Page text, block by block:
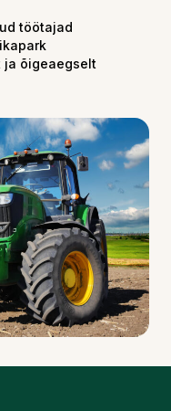
töötajad
ja õigeaegselt